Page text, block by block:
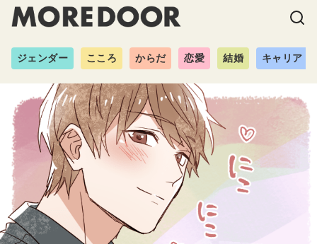
ジェンダー こころ からだ 恋愛 結婚 キャリア